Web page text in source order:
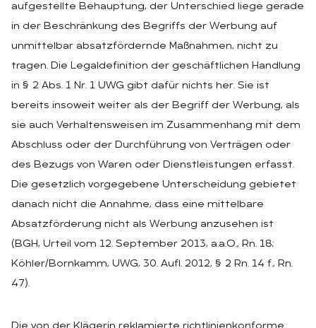
aufgestellte Behauptung, der Unterschied liege gerade
in der Beschränkung des Begriffs der Werbung auf
unmittelbar absatzfördernde Maßnahmen, nicht zu
tragen. Die Legaldefinition der geschäftlichen Handlung
in § 2 Abs. 1 Nr. 1 UWG gibt dafür nichts her. Sie ist
bereits insoweit weiter als der Begriff der Werbung, als
sie auch Verhaltensweisen im Zusammenhang mit dem
Abschluss oder der Durchführung von Verträgen oder
des Bezugs von Waren oder Dienstleistungen erfasst.
Die gesetzlich vorgegebene Unterscheidung gebietet
danach nicht die Annahme, dass eine mittelbare
Absatzförderung nicht als Werbung anzusehen ist
(BGH, Urteil vom 12. September 2013, a.a.O., Rn. 18;
Köhler/Bornkamm, UWG, 30. Aufl. 2012, § 2 Rn. 14 f., Rn.
47).